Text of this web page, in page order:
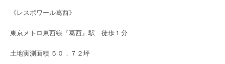
《レスポワール葛西》
東京メトロ東西線『葛西』駅 徒歩１分
土地実測面積 ５０．７２坪